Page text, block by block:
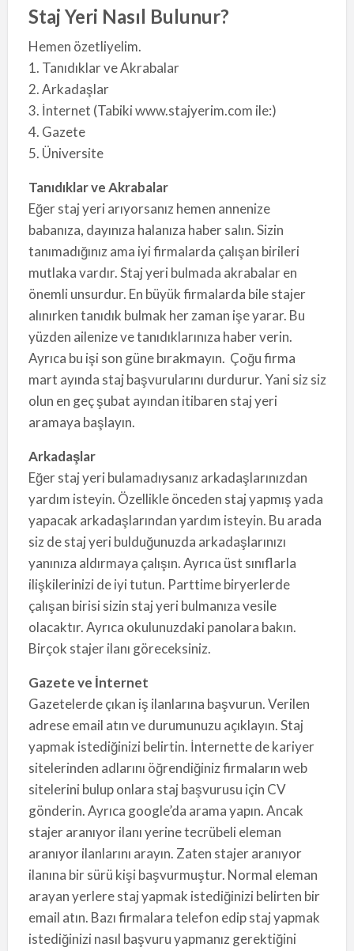
Staj Yeri Nasıl Bulunur?
Hemen özetliyelim.
1. Tanıdıklar ve Akrabalar
2. Arkadaşlar
3. İnternet (Tabiki www.stajyerim.com ile:)
4. Gazete
5. Üniversite
Tanıdıklar ve Akrabalar
Eğer staj yeri arıyorsanız hemen annenize
babanıza, dayınıza halanıza haber salın. Sizin
tanımadığınız ama iyi firmalarda çalışan birileri
mutlaka vardır. Staj yeri bulmada akrabalar en
önemli unsurdur. En büyük firmalarda bile stajer
alınırken tanıdık bulmak her zaman işe yarar. Bu
yüzden ailenize ve tanıdıklarınıza haber verin.
Ayrıca bu işi son güne bırakmayın. Çoğu firma
mart ayında staj başvurularını durdurur. Yani siz siz
olun en geç şubat ayından itibaren staj yeri
aramaya başlayın.
Arkadaşlar
Eğer staj yeri bulamadıysanız arkadaşlarınızdan
yardım isteyin. Özellikle önceden staj yapmış yada
yapacak arkadaşlarından yardım isteyin. Bu arada
siz de staj yeri bulduğunuzda arkadaşlarınızı
yanınıza aldırmaya çalışın. Ayrıca üst sınıflarla
ilişkilerinizi de iyi tutun. Parttime biryerlerde
çalışan birisi sizin staj yeri bulmanıza vesile
olacaktır. Ayrıca okulunuzdaki panolara bakın.
Birçok stajer ilanı göreceksiniz.
Gazete ve İnternet
Gazetelerde çıkan iş ilanlarına başvurun. Verilen
adrese email atın ve durumunuzu açıklayın. Staj
yapmak istediğinizi belirtin. İnternette de kariyer
sitelerinden adlarını öğrendiğiniz firmaların web
sitelerini bulup onlara staj başvurusu için CV
gönderin. Ayrıca google’da arama yapın. Ancak
stajer aranıyor ilanı yerine tecrübeli eleman
aranıyor ilanlarını arayın. Zaten stajer aranıyor
ilanına bir sürü kişi başvurmuştur. Normal eleman
arayan yerlere staj yapmak istediğinizi belirten bir
email atın. Bazı firmalara telefon edip staj yapmak
istediğinizi nasıl başvuru yapmanız gerektiğini